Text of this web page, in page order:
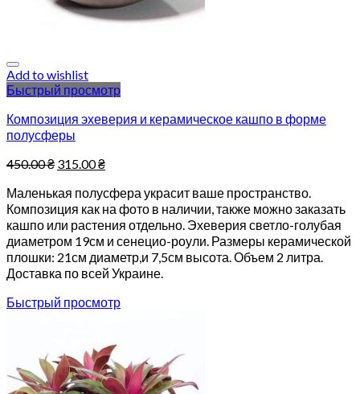
Add to wishlist
Быстрый просмотр
Композиция эхеверия и керамическое кашпо в форме
полусферы
450.00₴ 315.00₴
Маленькая полусфера украсит ваше пространство.
Композиция как на фото в наличии, также можно заказать
кашпо или растения отдельно. Эхеверия светло-голубая
диаметром 19см и сенецио-роули. Размеры керамической
плошки: 21см диаметр,и 7,5см высота. Объем 2 литра.
Доставка по всей Украине.
Быстрый просмотр